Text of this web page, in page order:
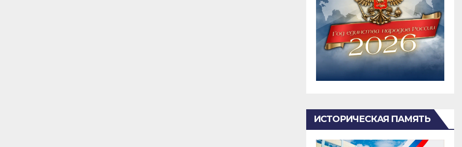
ИСТОРИЧЕСКАЯ ПАМЯТЬ